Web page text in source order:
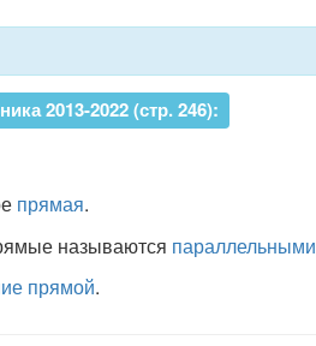
2013-2022 (стр. 246):
прямая.
называются параллельными
прямой.